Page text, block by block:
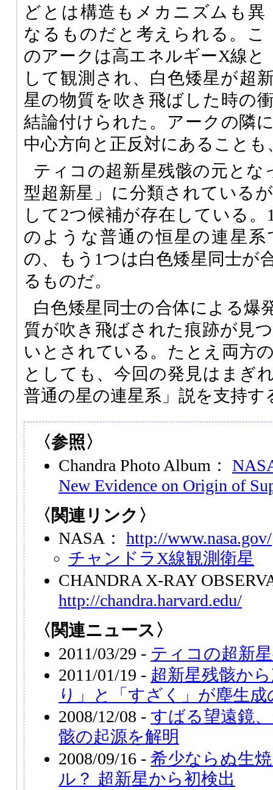
どとは構造もメカニズムも異
なるものだと考えられる。こ
のアークは高エネルギーX線と
して観測され、白色矮星が超
星の物質を吹き飛ばした時の
結論付けられた。アークの隣
中心方向と正反対にあること
ティコの超新星残骸の元とな
型超新星」に分類されている
して2つ候補が存在している
のような普通の恒星の連星
の、もう1つは白色矮星同士が
るものだ。
白色矮星同士の合体による爆
質が吹き飛ばされた痕跡が見
いとされている。たとえ両方
としても、今回の発見はまぎ
普通の星の連星系」説を支持す
〈参照〉
Chandra Photo Album：
New Evidence on Origin of
〈関連リンク〉
NASA： http://www.nasa.gov/
チャンドラX線観測衛星
CHANDRA X-RAY
http://chandra.harvard.edu/
〈関連ニュース〉
2011/03/29 - ティコの超新
2011/01/19 - 超新星残骸か
り」と「すざく」が塵生
2008/12/08 - すばる望遠鏡
骸の起源を解明
2008/09/16 - 希少ならぬ生
ル？ 超新星から初検出